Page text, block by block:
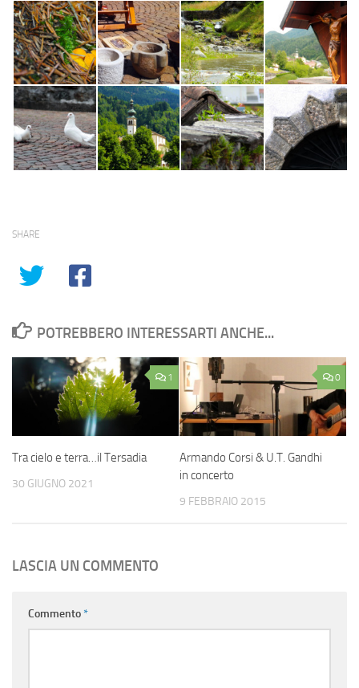
SHARE
POTREBBERO INTERESSARTI ANCHE...
1
Tra cielo e terra…il Tersadia
30 GIUGNO 2021
0
Armando Corsi & U.T. Gandhi
in concerto
9 FEBBRAIO 2015
LASCIA UN COMMENTO
Commento*